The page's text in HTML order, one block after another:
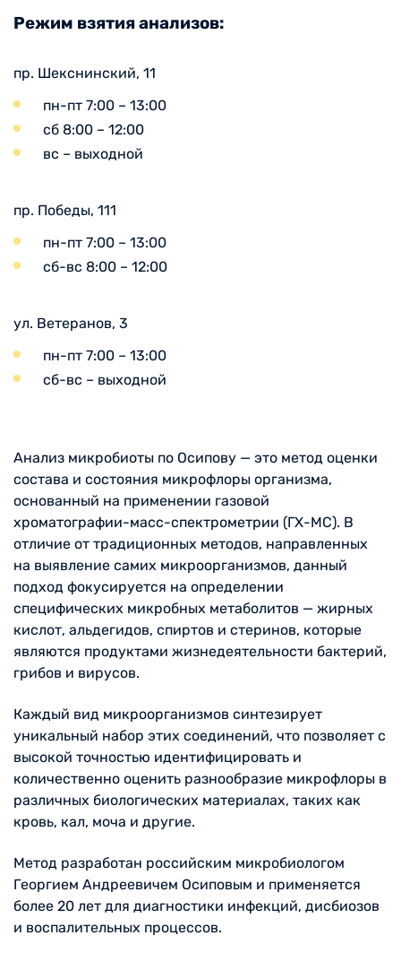
Режим взятия анализов:
пр. Шекснинский, 11
пн-пт 7:00 – 13:00
сб 8:00 – 12:00
вс – выходной
пр. Победы, 111
пн-пт 7:00 – 13:00
сб-вс 8:00 – 12:00
ул. Ветеранов, 3
пн-пт 7:00 – 13:00
сб-вс – выходной
Анализ микробиоты по Осипову — это метод оценки
состава и состояния микрофлоры организма,
основанный на применении газовой
хроматографии-масс-спектрометрии (ГХ-МС). В
отличие от традиционных методов, направленных
на выявление самих микроорганизмов, данный
подход фокусируется на определении
специфических микробных метаболитов — жирных
кислот, альдегидов, спиртов и стеринов, которые
являются продуктами жизнедеятельности бактерий,
грибов и вирусов.
Каждый вид микроорганизмов синтезирует
уникальный набор этих соединений, что позволяет с
высокой точностью идентифицировать и
количественно оценить разнообразие микрофлоры в
различных биологических материалах, таких как
кровь, кал, моча и другие.
Метод разработан российским микробиологом
Георгием Андреевичем Осиповым и применяется
более 20 лет для диагностики инфекций, дисбиозов
и воспалительных процессов.